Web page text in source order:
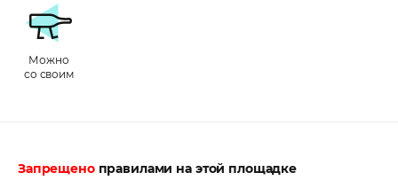
Можно
со своим
Запрещеноправилами на этой площадке